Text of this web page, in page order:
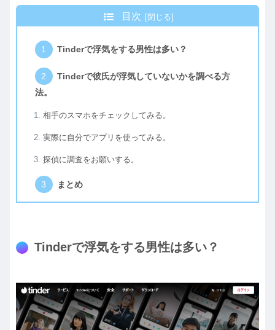
目次
Tinderで浮気をする男性は多い？
Tinderで彼氏が浮気していないかを調べる方
法。
相手のスマホをチェックしてみる。
実際に自分でアプリを使ってみる。
探偵に調査をお願いする。
まとめ
Tinderで浮気をする男性は多い？